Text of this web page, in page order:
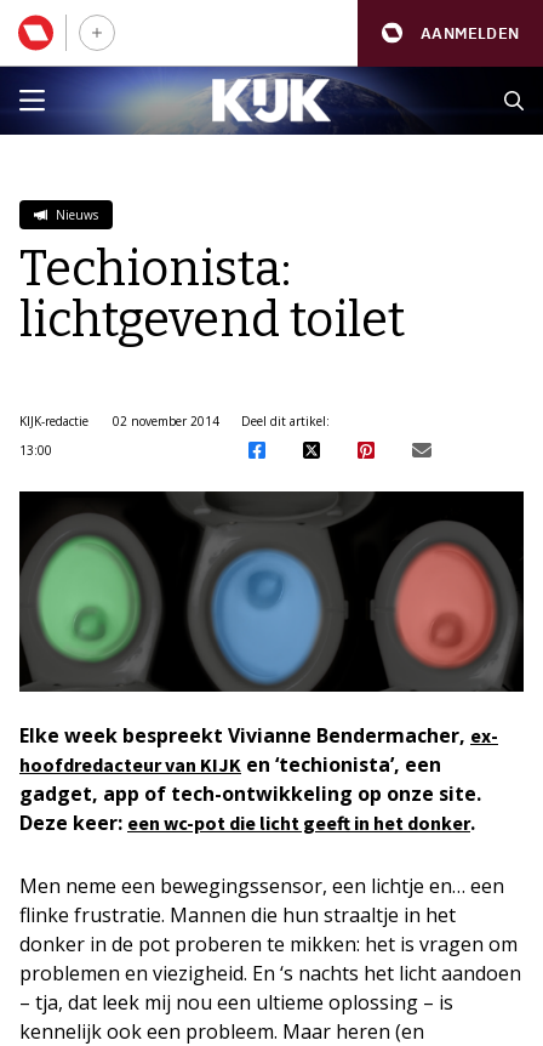
AANMELDEN
Nieuws
Techionista:
lichtgevend toilet
KIJK-redactie
02 november 2014
13:00
Deel dit artikel:
Elke week bespreekt Vivianne Bendermacher, ex-
hoofdredacteur van KIJK en ‘techionista’, een
gadget, app of tech-ontwikkeling op onze site.
Deze keer: een wc-pot die licht geeft in het donker.
Men neme een bewegingssensor, een lichtje en… een
flinke frustratie. Mannen die hun straaltje in het
donker in de pot proberen te mikken: het is vragen om
problemen en viezigheid. En ‘s nachts het licht aandoen
– tja, dat leek mij nou een ultieme oplossing – is
kennelijk ook een probleem. Maar heren (en